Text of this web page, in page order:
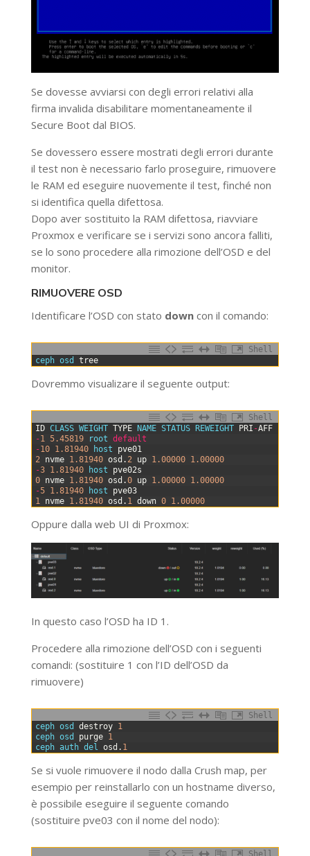
Se dovesse avviarsi con degli errori relativi alla
firma invalida disabilitare momentaneamente il
Secure Boot dal BIOS.
Se dovessero essere mostrati degli errori durante
il test non è necessario farlo proseguire, rimuovere
le RAM ed eseguire nuovemente il test, finché non
si identifica quella difettosa.
Dopo aver sostituito la RAM difettosa, riavviare
Proxmox e verificare se i servizi sono ancora falliti,
se lo sono procedere alla rimozione dell’OSD e del
monitor.
RIMUOVERE OSD
Identificare l’OSD con stato downcon il comando:
Shell
ceph osd tree
Dovremmo visualizare il seguente output:
Shell
ID CLASS WEIGHT TYPE NAME STATUS REWEIGHT PRI -AFF
-1 5.45819 root default
-10 1.81940 host pve01
2
nvme 1.81940 osd . 2 up 1.00000 1.00000
-3 1.81940 host pve02s
0 nvme 1.81940 osd .0 up 1.00000 1.00000
-5 1.81940 host pve03
1
nvme 1.81940 osd . 1 down 0 1.00000
Oppure dalla web UI di Proxmox:
In questo caso l’OSD ha ID 1.
Procedere alla rimozione dell’OSD con i seguenti
comandi: (sostituire 1 con l’ID dell’OSD da
rimuovere)
Shell
ceph osd destroy 1
ceph osd purge 1
ceph auth del osd . 1
Se si vuole rimuovere il nodo dalla Crush map, per
esempio per reinstallarlo con un hostname diverso,
è possibile eseguire il seguente comando
(sostituire pve03 con il nome del nodo):
Shell